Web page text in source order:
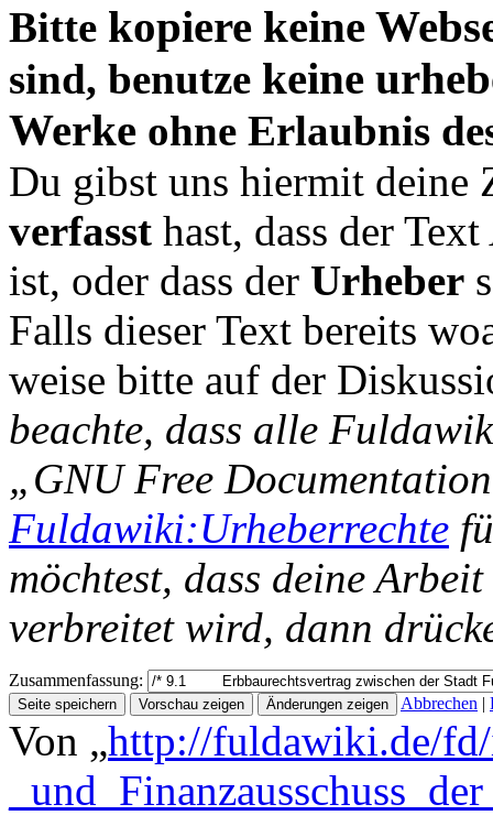
Bitte kopiere keine
sind, benutze keine
Werke ohne Erlaubnis
Du gibst uns hiermit deine
verfasst hast, dass der
ist, oder dass der Urheber
Falls dieser Text bereits
weise bitte auf der
beachte, dass alle
„GNU Free
Fuldawiki:Urheberrechte
möchtest, dass deine
verbreitet wird, dann
Zusammenfassung:
Abbrechen |
Von „http://fuldawiki.de/